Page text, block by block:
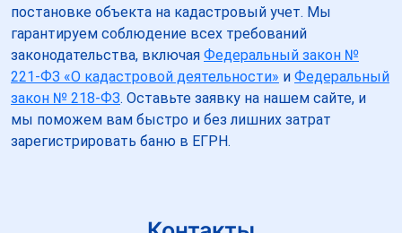
постановке объекта на кадастровый учет. Мы
гарантируем соблюдение всех требований
законодательства, включая Федеральный закон №
221-ФЗ «О кадастровой деятельности» и Федеральный
закон № 218-ФЗ. Оставьте заявку на нашем сайте, и
мы поможем вам быстро и без лишних затрат
зарегистрировать баню в ЕГРН.